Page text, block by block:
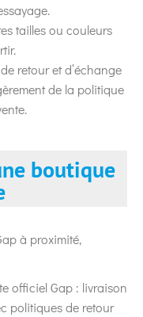
tailles ou couleurs
retour et d’échange
de la politique
boutique
à proximité,
officiel Gap : livraison
politiques de retour